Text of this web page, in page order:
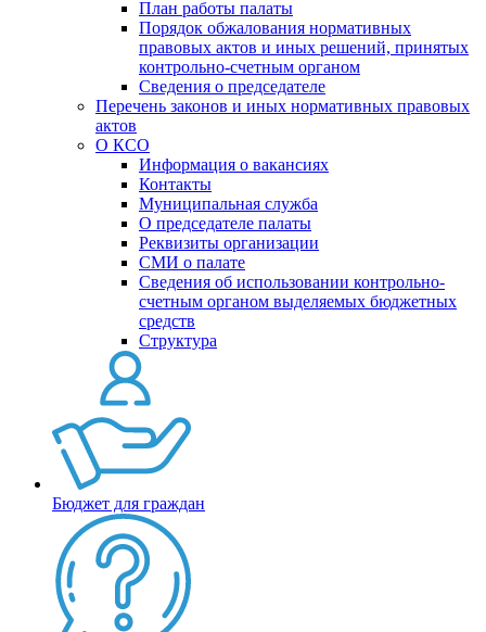
План работы палаты
Порядок обжалования нормативных
правовых актов и иных решений, принятых
контрольно-счетным органом
Сведения о председателе
Перечень законов и иных нормативных правовых
актов
О КСО
Информация о вакансиях
Контакты
Муниципальная служба
О председателе палаты
Реквизиты организации
СМИ о палате
Сведения об использовании контрольно-
счетным органом выделяемых бюджетных
средств
Структура
Бюджет для граждан